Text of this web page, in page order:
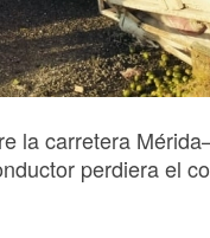
la carretera
perdiera el